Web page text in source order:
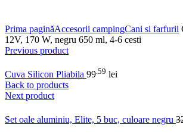
Prima paginăAccesorii campingCani si farfurii
12V, 170 W, negru 650 ml, 4-6 cesti
Previous product
Cuva Silicon Pliabila 99 .59 lei
Back to products
Next product
Set oale aluminiu, Elite, 5 buc, culoare negru